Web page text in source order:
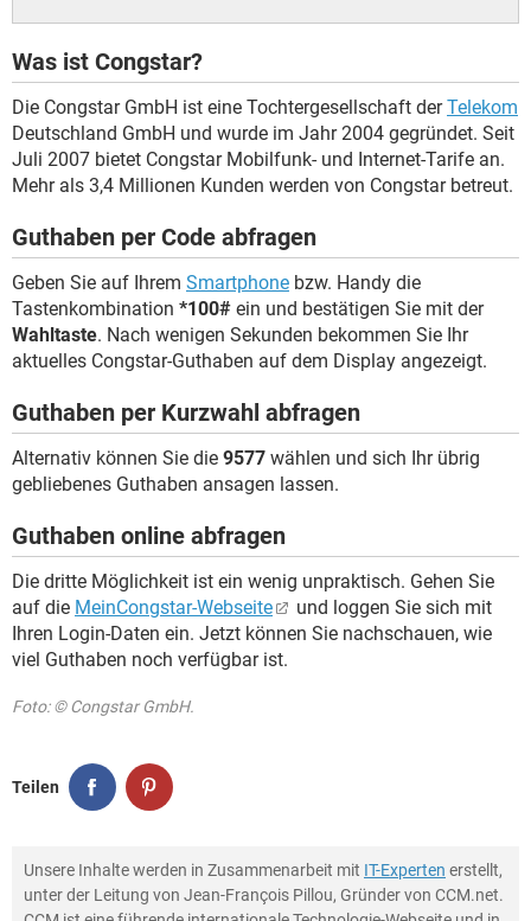
Was ist Congstar?
Die Congstar GmbH ist eine Tochtergesellschaft derTelekom
Deutschland GmbH und wurde im Jahr 2004 gegründet. Seit
Juli 2007 bietet Congstar Mobilfunk- und Internet-Tarife an.
Mehr als 3,4 Millionen Kunden werden von Congstar betreut.
Guthaben per Code abfragen
Geben Sie auf Ihrem Smartphone bzw. Handy die
Tastenkombination *100# ein und bestätigen Sie mit der
Wahltaste. Nach wenigen Sekunden bekommen Sie Ihr
aktuelles Congstar-Guthaben auf dem Display angezeigt.
Guthaben per Kurzwahl abfragen
Alternativ können Sie die 9577 wählen und sich Ihr übrig
gebliebenes Guthaben ansagen lassen.
Guthaben online abfragen
Die dritte Möglichkeit ist ein wenig unpraktisch. Gehen Sie
auf die MeinCongstar-Webseite
und loggen Sie sich mit
Ihren Login-Daten ein. Jetzt können Sie nachschauen, wie
viel Guthaben noch verfügbar ist.
Foto: © Congstar GmbH.
Teilen
Unsere Inhalte werden in Zusammenarbeit mit IT-Experten erstellt,
unter der Leitung von Jean-François Pillou, Gründer von CCM.net.